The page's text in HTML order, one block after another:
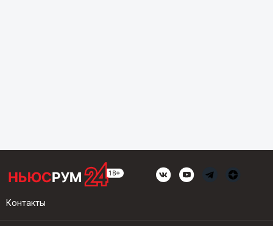
Контакты